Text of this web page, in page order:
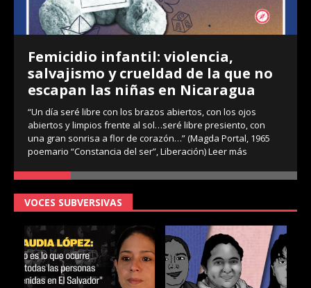
Femicidio infantil: violencia,
salvajismo y crueldad de la que no
escapan las niñas en Nicaragua
“Un día seré libre con los brazos abiertos, con los ojos
abiertos y limpios frente al sol…seré libre presiento, con
una gran sonrisa a flor de corazón…” (Magda Portal, 1965
poemario “Constancia del ser”, Liberación)Leer más
VOCES SUBVERSIVAS